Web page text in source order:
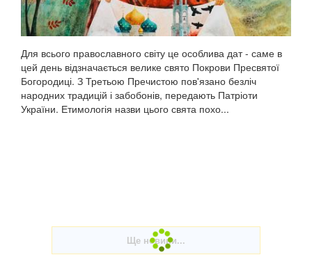
Для всього православного світу це особлива дат - саме в
цей день відзначається велике свято Покрови Пресвятої
Богородиці. З Третьою Пречистою пов'язано безліч
народних традицій і забобонів, передають Патріоти
України. Етимологія назви цього свята похо...